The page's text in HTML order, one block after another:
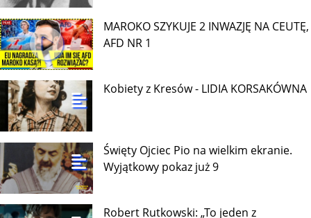
MAROKO SZYKUJE 2 INWAZJĘ NA CEUTĘ,
AFD NR 1
Kobiety z Kresów - LIDIA KORSAKÓWNA
Święty Ojciec Pio na wielkim ekranie.
Wyjątkowy pokaz już 9
Robert Rutkowski: „To jeden z